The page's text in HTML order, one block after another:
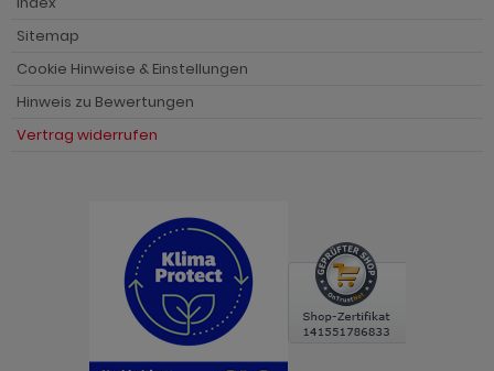
Sitemap
Cookie Hinweise & Einstellungen
Hinweis zu Bewertungen
Vertrag widerrufen